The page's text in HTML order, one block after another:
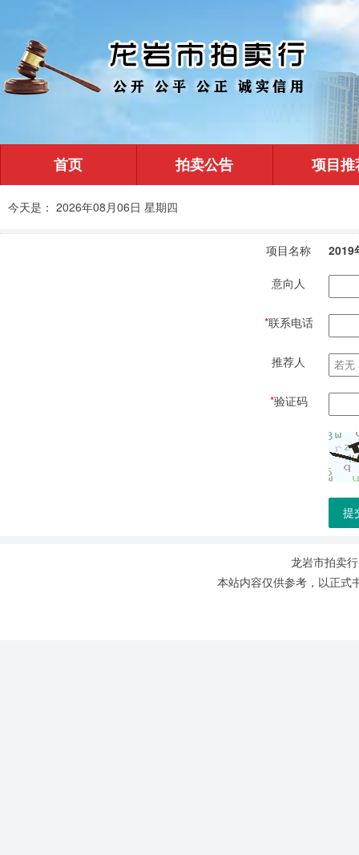
首页 拍卖公告 项目推
今天是： 2026年08月06日 星期四
项目名称 2019
意向人
*联系电话
推荐人
*验证码
龙岩市拍卖
本站内容仅供参考，以正式